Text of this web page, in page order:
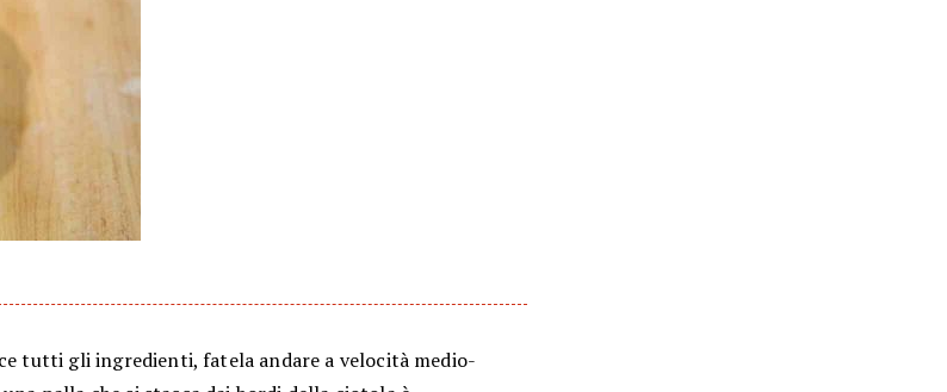
tutti gli ingredienti, fatela andare a velocità medio-